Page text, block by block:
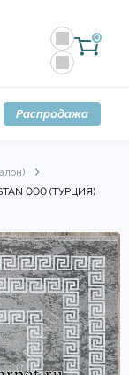
0
Распродажа
000 (ТУРЦИЯ)